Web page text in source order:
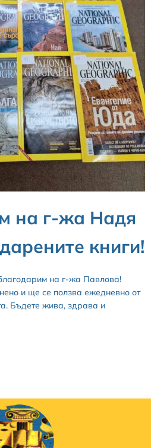
на г-жа Надя
книги!
на г-жа Павлова!
и ще се ползва ежедневно от
Бъдете жива, здрава и